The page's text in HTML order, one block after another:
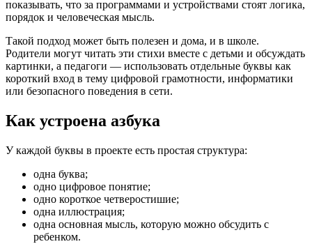
показывать, что за программами и устройствами стоят логика,
порядок и человеческая мысль.
Такой подход может быть полезен и дома, и в школе.
Родители могут читать эти стихи вместе с детьми и обсуждать
картинки, а педагоги — использовать отдельные буквы как
короткий вход в тему цифровой грамотности, информатики
или безопасного поведения в сети.
Как устроена азбука
У каждой буквы в проекте есть простая структура:
одна буква;
одно цифровое понятие;
одно короткое четверостишие;
одна иллюстрация;
одна основная мысль, которую можно обсудить с
ребенком.